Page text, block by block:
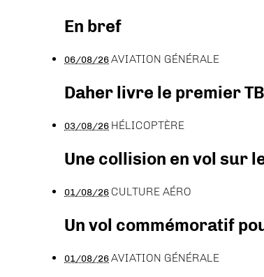
En bref
06/08/26AVIATION GÉNÉRALE
Daher livre le premier
03/08/26 HÉLICOPTÈRE
Une collision en vol sur
01/08/26 CULTURE AÉRO
Un vol commémoratif
01/08/26AVIATION GÉNÉRALE